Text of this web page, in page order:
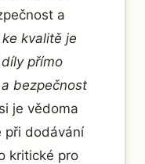
a
kvalitě je
přímo
bezpečnost
je vědoma
při dodávání
kritické pro